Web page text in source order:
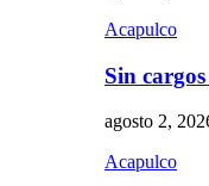
Acapulco
Sin
agosto 2,
Acapulco